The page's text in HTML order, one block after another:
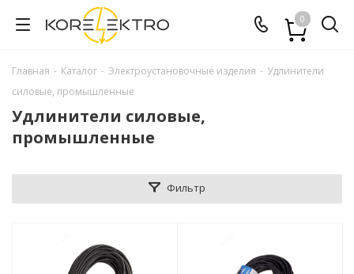
0
Главная - Каталог - Электроустановочные изделия - Удлинители
силовые, промышленные
Удлинители силовые,
промышленные
Фильтр